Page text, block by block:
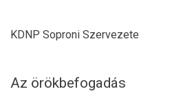
KDNP Soproni Szervezete
Az örökbefogadás